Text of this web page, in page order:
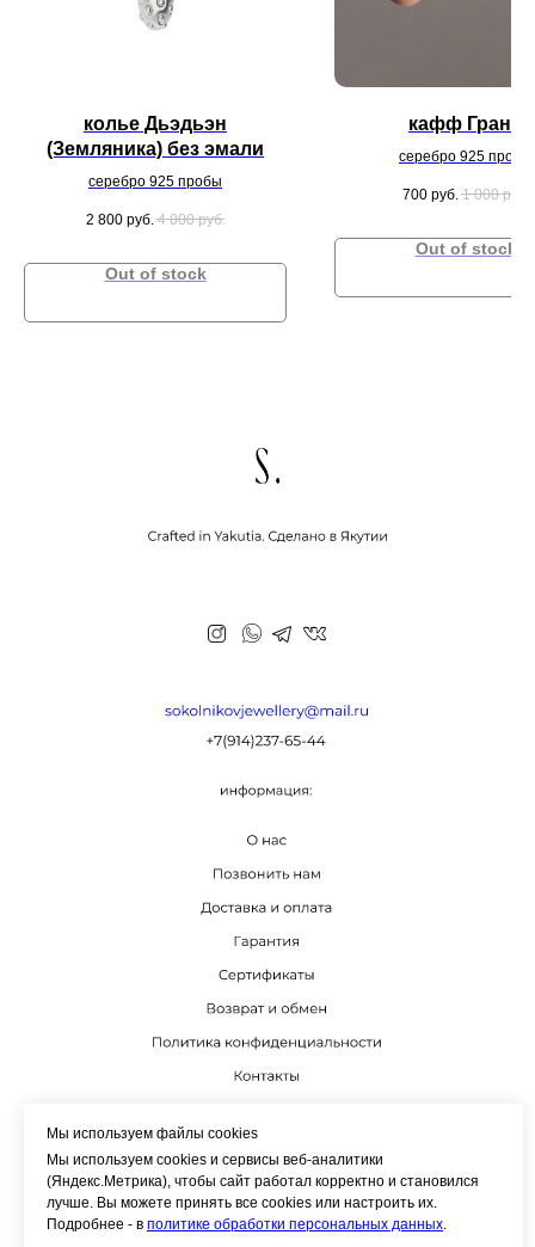
Мы используем файлы cookies
Мы используем cookies и сервисы веб-аналитики
(Яндекс.Метрика), чтобы сайт работал корректно и становился
лучше. Вы можете принять все cookies или настроить их.
Подробнее - в политике обработки персональных данных
колье Дьэдьэн
(Земляника) без эмали
серебро 925 пробы
2 800 руб. 4 000 руб.
Out of stock
кафф Грани
серебро 925 пробы
700 руб. 1 000 руб.
Out of stock